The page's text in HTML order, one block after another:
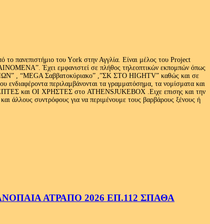
πανεπιστήμιο του Υork στην Αγγλία. Είναι μέλος του Project
Έχει εμφανιστεί σε πλήθος τηλεοπτικών εκπομπών όπως
Σαββατοκύριακο” ,”ΣΚ ΣΤΟ HIGHTV” καθώς και σε
ενδιαφέροντα περιλαμβάνονται τα γραμματόσημα, τα νομίσματα και
και ΟΙ ΧΡΗΣΤΕΣ στο ATHENSJUKEBOX .Ειχε επισης και την
συντρόφους για να περιμένουμε τους βαρβάρους ξένους ή
ΑΤΡΑΠΟ 2026 ΕΠ.112 ΣΠΑΘΑ